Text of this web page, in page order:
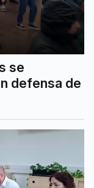
se
defensa de